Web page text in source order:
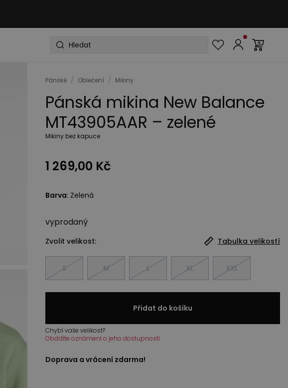
Pánské / Oblečení / Mikiny
Pánská mikina New Balance
MT43905AAR – zelené
Mikiny bez kapuce
1 269,00 Kč
Barva: Zelená
vyprodaný
Zvolit velikost: Tabulka velikostí
S M L XL XXL
Přidat do košíku
Chybí vaše velikost?
Obdržíte oznámení o jeho dostupnosti
Doprava a vrácení zdarma!